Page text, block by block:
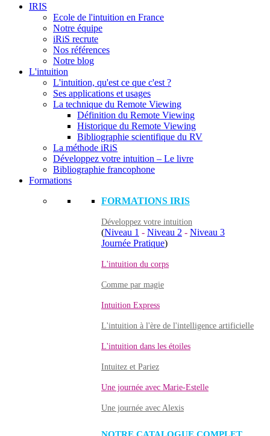
IRIS
Ecole de l'intuition en France
Notre équipe
iRiS recrute
Nos références
Notre blog
L'intuition
L'intuition, qu'est ce que c'est ?
Ses applications et usages
La technique du Remote Viewing
Définition du Remote Viewing
Historique du Remote Viewing
Bibliographie scientifique du RV
La méthode iRiS
Développez votre intuition – Le livre
Bibliographie francophone
Formations
FORMATIONS IRIS
Développez votre intuition
(Niveau 1 - Niveau 2 - Niveau 3
Journée Pratique)
L'intuition du corps
Comme par magie
Intuition Express
L'intuition à l'ère de l'intelligence artificielle
L'intuition dans les étoiles
Intuitez et Pariez
Une journée avec Marie-Estelle
Une journée avec Alexis